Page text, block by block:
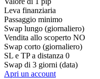
Leva finanziaria
Passaggio minimo
Swap lungo (giornaliero)
Vendita allo scoperto NO
Swap corto (giornaliero)
SL e TP a distanza 0
Swap di 3 giorni (data)
Apri un account